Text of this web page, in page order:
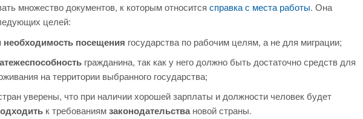
множество документов, к которым относится справка с места работы. Она
целей:
необходимость посещения государства по рабочим целям, а не для миграции;
гражданина, так как у него должно быть достаточно средств для
на территории выбранного государства;
уверены, что при наличии хорошей зарплаты и должности человек будет
к требованиямзаконодательствановой страны.